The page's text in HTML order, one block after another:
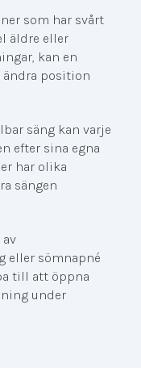
som har svårt
äldre eller
kan en
ändra position
säng kan varje
efter sina egna
har olika
sängen
eller sömnapné
till att öppna
under